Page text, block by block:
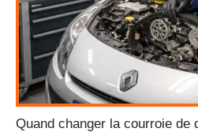
Quand changer la courroie de